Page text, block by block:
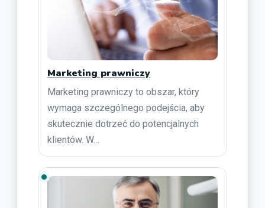
Marketing prawniczy
Marketing prawniczy to obszar, który
wymaga szczególnego podejścia, aby
skutecznie dotrzeć do potencjalnych
klientów. W…